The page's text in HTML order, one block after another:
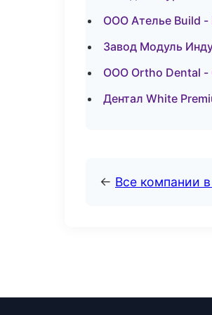
ООО Ателье Build -
Завод Модуль
ООО Ortho Dental -
Дентал White
← Все компании